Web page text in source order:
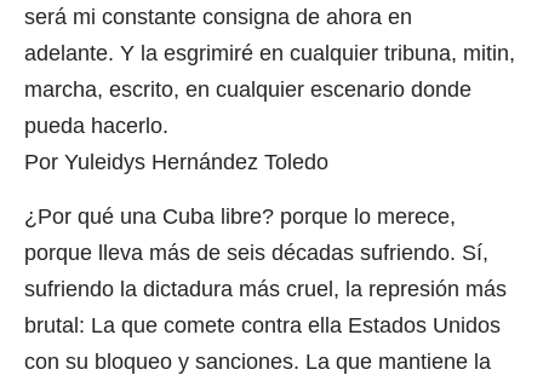
será mi constante consigna de ahora en
adelante. Y la esgrimiré en cualquier tribuna, mitin,
marcha, escrito, en cualquier escenario donde
pueda hacerlo.
Por Yuleidys Hernández Toledo
¿Por qué una Cuba libre? porque lo merece,
porque lleva más de seis décadas sufriendo. Sí,
sufriendo la dictadura más cruel, la represión más
brutal: La que comete contra ella Estados Unidos
con su bloqueo y sanciones. La que mantiene la